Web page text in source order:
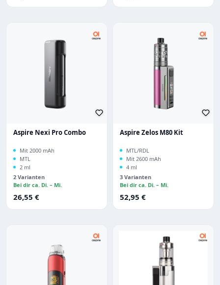
Aspire Nexi Pro Combo
Mit 2000 mAh
MTL
2 ml
2 Varianten
Bei dir ca. Di. – Mi.
Regulärer Preis:
26,55 €
Aspire Zelos M80 Kit
MTL/RDL
Mit 2600 mAh
4 ml
3 Varianten
Bei dir ca. Di. – Mi.
Regulärer Preis:
52,95 €